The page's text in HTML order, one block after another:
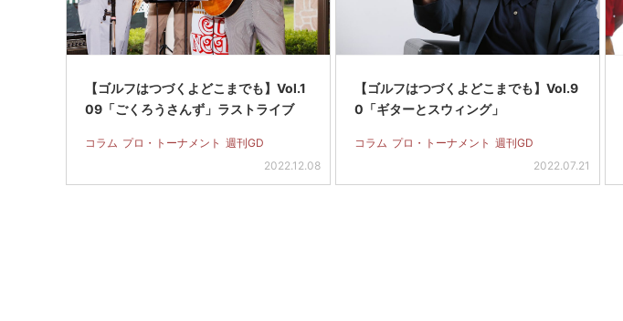
【ゴルフはつづくよどこまでも】Vol.1
09「ごくろうさんず」ラストライブ
コラム プロ・トーナメント 週刊GD
2022.12.08
【ゴルフはつづくよどこまでも】Vol.9
0「ギターとスウィング」
コラム プロ・トーナメント 週刊GD
2022.07.21